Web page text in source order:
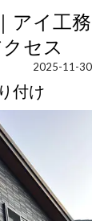
アイ工務
セス
2025-11-30
付け